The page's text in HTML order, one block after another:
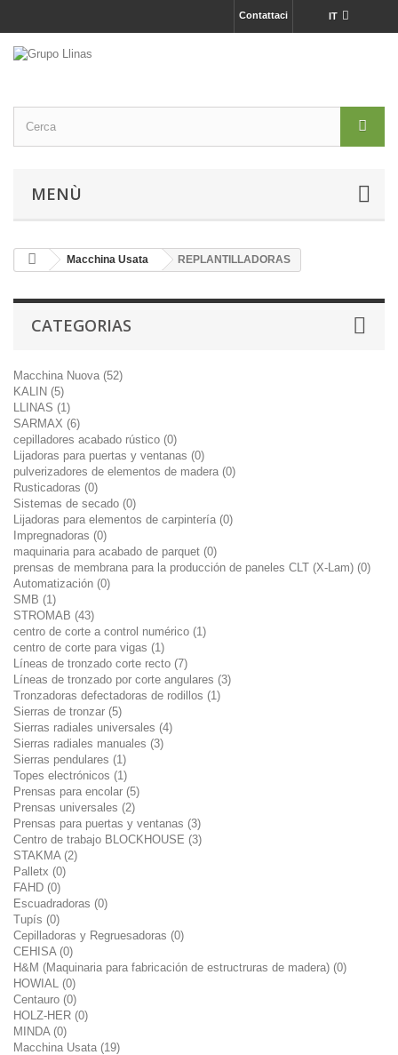
IT
Contattaci
MENÙ
Macchina Usata REPLANTILLADORAS
CATEGORIAS
Macchina Nuova (52)
KALIN (5)
LLINAS (1)
SARMAX (6)
cepilladores acabado rústico (0)
Lijadoras para puertas y ventanas (0)
pulverizadores de elementos de madera (0)
Rusticadoras (0)
Sistemas de secado (0)
Lijadoras para elementos de carpintería (0)
Impregnadoras (0)
maquinaria para acabado de parquet (0)
prensas de membrana para la producción de paneles CLT (X-Lam) (0)
Automatización (0)
SMB (1)
STROMAB (43)
centro de corte a control numérico (1)
centro de corte para vigas (1)
Líneas de tronzado corte recto (7)
Líneas de tronzado por corte angulares (3)
Tronzadoras defectadoras de rodillos (1)
Sierras de tronzar (5)
Sierras radiales universales (4)
Sierras radiales manuales (3)
Sierras pendulares (1)
Topes electrónicos (1)
Prensas para encolar (5)
Prensas universales (2)
Prensas para puertas y ventanas (3)
Centro de trabajo BLOCKHOUSE (3)
STAKMA (2)
Palletx (0)
FAHD (0)
Escuadradoras (0)
Tupís (0)
Cepilladoras y Regruesadoras (0)
CEHISA (0)
H&M (Maquinaria para fabricación de estructruras de madera) (0)
HOWIAL (0)
Centauro (0)
HOLZ-HER (0)
MINDA (0)
Macchina Usata (19)